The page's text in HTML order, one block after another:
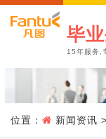
毕
15年服务,
位置： 新闻资讯 >